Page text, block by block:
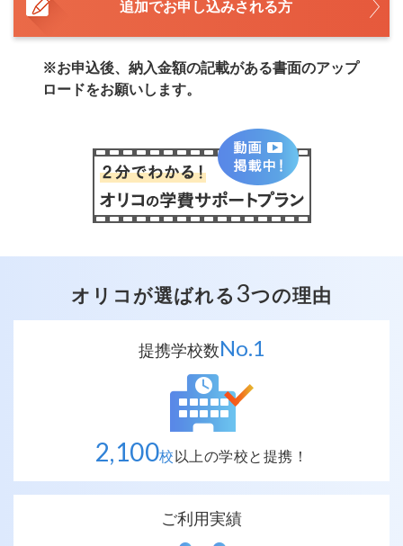
追加でお申し込みされる方
※お申込後、納入金額の記載がある書面のアップ
ロードをお願いします。
オリコが選ばれる 3つの理由
提携学校数No.1
2,100校以上の学校と提携！
ご利用実績